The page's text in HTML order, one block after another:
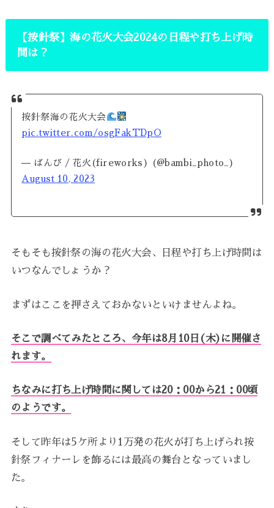
【按針祭】海の花火大会2024の日程や打ち上げ時
間は？
按針祭海の花火大会
pic.twitter.com/osgFakTDpO
— ばんび / 花火(fireworks) (@bambi_photo_)
August 10, 2023
そもそも按針祭の海の花火大会、日程や打ち上げ時間は
いつなんでしょうか？
まずはここを押さえておかないといけませんよね。
そこで調べてみたところ、今年は8月10日(木)に開催さ
れます。
ちなみに打ち上げ時間に関しては20：00から21：00頃
のようです。
そして昨年は5ケ所より1万発の花火が打ち上げられ按
針祭フィナーレを飾るには最高の舞台となっていまし
た。